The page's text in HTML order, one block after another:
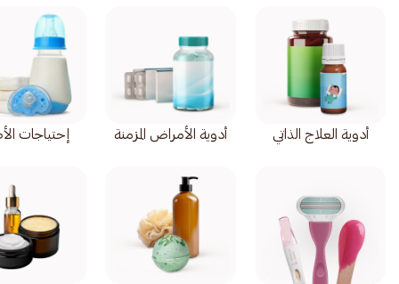
أدوية العلاج الذاتي أدوية الأمراض المزمنة إحتياجات